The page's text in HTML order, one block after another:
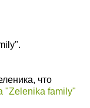
что